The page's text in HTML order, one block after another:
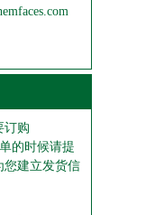
订购
的时候请提
您建立发货信